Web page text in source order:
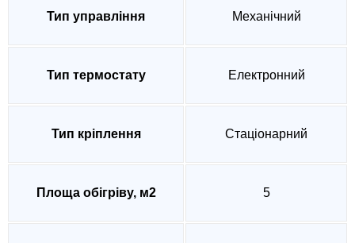
Тип управління Механічний
Тип термостату Електронний
Тип кріплення Стаціонарний
Площа обігріву, м2 5